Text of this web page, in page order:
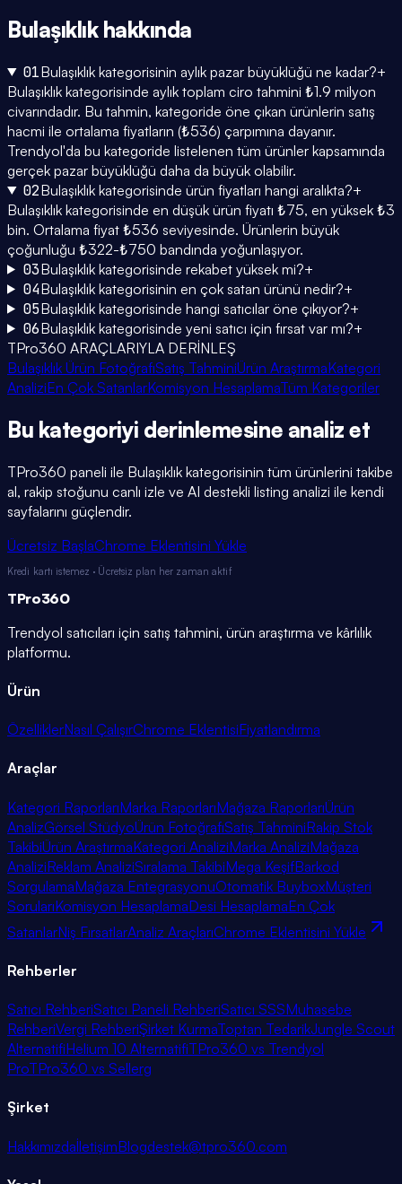
Bulaşıklıkhakkında
01Bulaşıklık kategorisinin aylık pazar büyüklüğü ne kadar?+
Bulaşıklık kategorisinde aylık toplam ciro tahmini ₺1.9 milyon
civarındadır. Bu tahmin, kategoride öne çıkan ürünlerin satış
hacmi ile ortalama fiyatların (₺536) çarpımına dayanır.
Trendyol'da bu kategoride listelenen tüm ürünler kapsamında
gerçek pazar büyüklüğü daha da büyük olabilir.
02Bulaşıklık kategorisinde ürün fiyatları hangi aralıkta?+
Bulaşıklık kategorisinde en düşük ürün fiyatı ₺75, en yüksek ₺3
bin. Ortalama fiyat ₺536 seviyesinde. Ürünlerin büyük
çoğunluğu ₺322-₺750 bandında yoğunlaşıyor.
03Bulaşıklık kategorisinde rekabet yüksek mi?+
04Bulaşıklık kategorisinin en çok satan ürünü nedir?+
05Bulaşıklık kategorisinde hangi satıcılar öne çıkıyor?+
06Bulaşıklık kategorisinde yeni satıcı için fırsat var mı?+
TPro360 ARAÇLARIYLA DERİNLEŞ
Bulaşıklık Ürün FotoğrafıSatış TahminiÜrün AraştırmaKategori
AnaliziEn Çok SatanlarKomisyon HesaplamaTüm Kategoriler
Bu kategoriyi derinlemesine analiz et
TPro360 paneli ile Bulaşıklık kategorisinin tüm ürünlerini takibe
al, rakip stoğunu canlı izle ve AI destekli listing analizi ile kendi
sayfalarını güçlendir.
Ücretsiz BaşlaChrome Eklentisini Yükle
Kredi kartı istemez · Ücretsiz plan her zaman aktif
TPro360
Trendyol satıcıları için satış tahmini, ürün araştırma ve kârlılık
platformu.
Ürün
ÖzelliklerNasıl ÇalışırChrome EklentisiFiyatlandırma
Araçlar
Kategori RaporlarıMarka RaporlarıMağaza RaporlarıÜrün
AnalizGörsel StüdyoÜrün FotoğrafıSatış TahminiRakip Stok
TakibiÜrün AraştırmaKategori AnaliziMarka AnaliziMağaza
AnaliziReklam AnaliziSıralama TakibiMega KeşifBarkod
SorgulamaMağaza EntegrasyonuOtomatik BuyboxMüşteri
SorularıKomisyon HesaplamaDesi HesaplamaEn Çok
SatanlarNiş FırsatlarAnaliz AraçlarıChrome Eklentisini Yükle
Rehberler
Satıcı RehberiSatıcı Paneli RehberiSatıcı SSSMuhasebe
RehberiVergi RehberiŞirket KurmaToptan TedarikJungle Scout
AlternatifiHelium 10 AlternatifiTPro360 vs Trendyol
ProTPro360 vs Sellerg
Şirket
HakkımızdaİletişimBlogdestek@tpro360.com